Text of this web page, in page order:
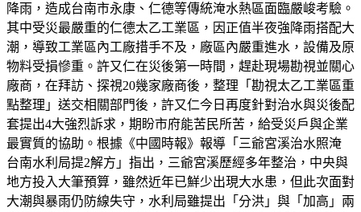
降雨，造成台南市永康、仁德等傳統淹水熱區面臨嚴峻考驗。
其中受災最嚴重的仁德太乙工業區，因正值半夜強降雨搭配大
潮，導致工業區內工廠措手不及，廠區內嚴重進水，設備及原
物料受損慘重。許又仁在災後第一時間，趕赴現場勘視並關心
廠商，在拜訪、探視20幾家廠商後，整理「勘視太乙工業區重
點整理」送交相關部門後，許又仁今日再度針對治水與災後配
套提出4大強烈訴求，期盼市府能苦民所苦，給受災戶與企業
最實質的協助。根據《中國時報》報導「三爺宮溪治水照淹
台南水利局提2解方」指出，三爺宮溪歷經多年整治，中央與
地方投入大筆預算，雖然近年已鮮少出現大水患，但此次面對
大潮與暴雨仍防線失守，水利局雖提出「分洪」與「加高」兩